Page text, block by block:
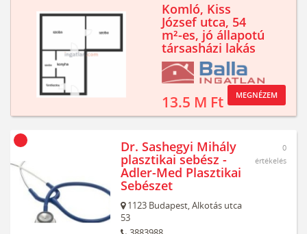
Komló, Kiss
József utca, 54
m²-es, jó állapotú
társasházi lakás
13.5 M Ft MEGNÉZEM
Dr. Sashegyi Mihály
plasztikai sebész -
Adler-Med Plasztikai
Sebészet
1123 Budapest,Alkotás utca
53
0
értékelés